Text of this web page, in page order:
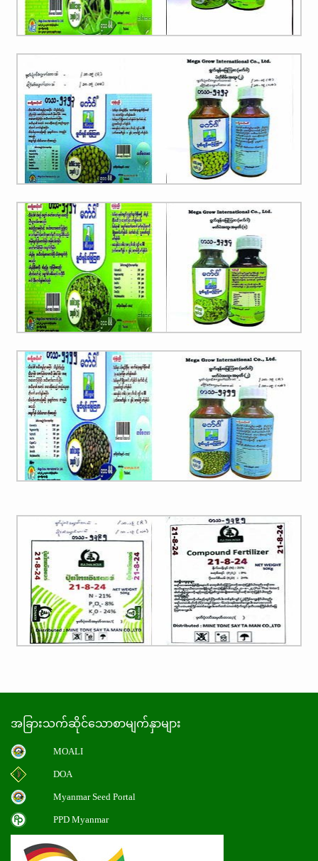
အခြားသက်ဆိုင်သောစာမျက်နှာများ
MOALI
DOA
Myanmar Seed Portal
PPD Myanmar